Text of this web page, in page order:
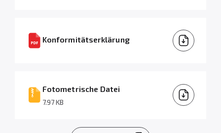
Konformitätserklärung
Fotometrische Datei
7.97 KB